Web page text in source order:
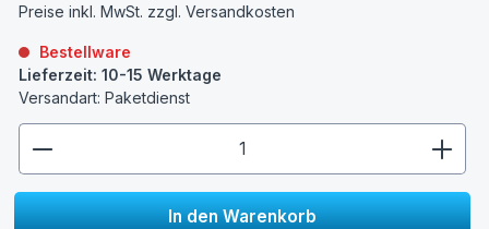
Preise inkl. MwSt. zzgl. Versandkosten
Bestellware
Lieferzeit: 10-15 Werktage
Versandart: Paketdienst
In den Warenkorb